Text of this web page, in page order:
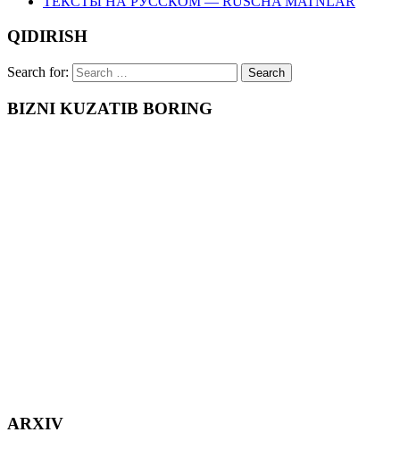
QIDIRISH
Search for:
BIZNI KUZATIB BORING
ARXIV